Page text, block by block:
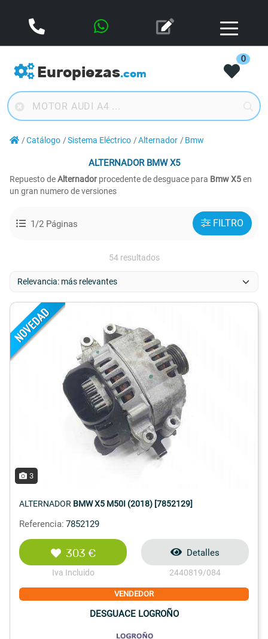
Europiezas.com
0
Catálogo Sistema Eléctrico Alternador Bmw
ALTERNADORBMW X5
Repuesto deAlternador procedente de desguace para Bmw X5en
un gran numero de versiones
1/2 Páginas FILTRO
54 resultados
3
ALTERNADOR BMW X5 M50I (2018) [7852129]
Referencia: 7852129
303 €
Iva Incluido
Detalles
2440819/084
VENDEDOR
DESGUACE LOGROÑO